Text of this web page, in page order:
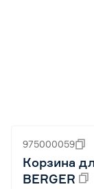
975000059
Корзина
BERGER